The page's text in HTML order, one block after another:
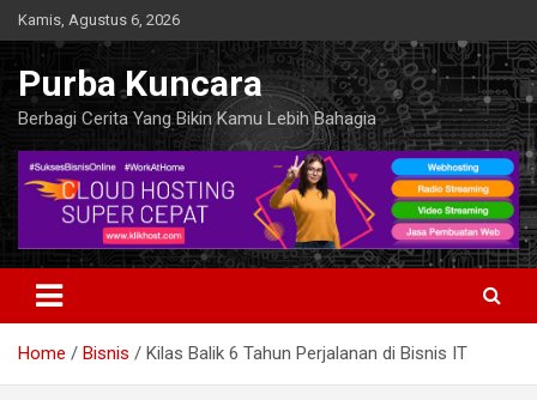
Skip
to
content
Kamis, Agustus 6, 2026
Purba Kuncara
Berbagi Cerita Yang Bikin Kamu Lebih Bahagia
Home Bisnis Kilas Balik 6 Tahun Perjalanan di Bisnis IT